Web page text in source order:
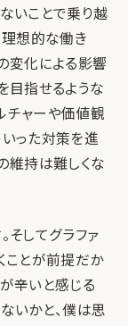
いことで乗り越
理想的な働き
変化による影響
目指せるような
チャーや価値観
った対策を進
維持は難しくな
そしてグラファ
ことが前提だか
辛いと感じる
いかと、僕は思